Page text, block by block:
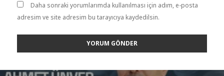
Daha sonraki yorumlarımda kullanılması için adım, e-posta
adresim ve site adresim bu tarayıcıya kaydedilsin.